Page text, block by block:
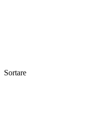
Sortare